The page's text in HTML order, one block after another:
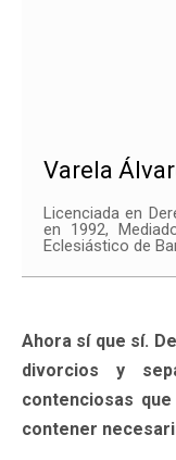
Varela
Licenciada en
en 1992,
Eclesiástico de
Ahora sí que sí.
divorcios y
contenciosas
contener